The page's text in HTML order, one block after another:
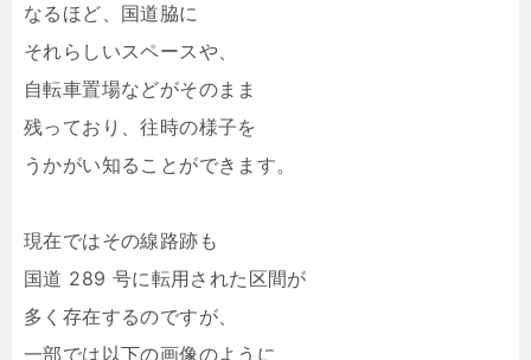
なるほど、国道脇に
それらしいスペースや、
自転車置場などがそのまま
残っており、往時の様子を
うかがい知ることができます。
現在ではその線路跡も
国道 289 号に転用された区間が
多く存在するのですが、
一部では以下の画像のように、